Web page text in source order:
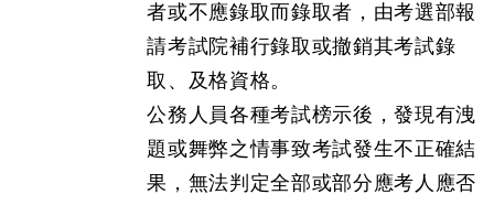
者或不應錄取而錄取者，由考選部報
請考試院補行錄取或撤銷其考試錄
取、及格資格。
公務人員各種考試榜示後，發現有洩
題或舞弊之情事致考試發生不正確結
果，無法判定全部或部分應考人應否